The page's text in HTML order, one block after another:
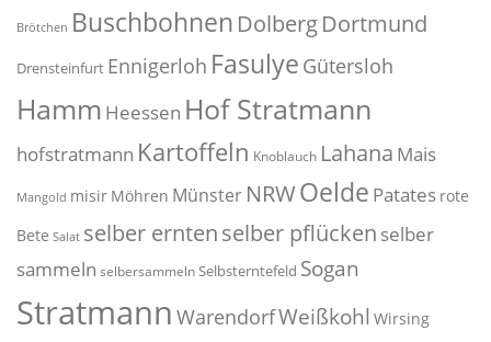
Brötchen Buschbohnen DolbergDortmund
Drensteinfurt Ennigerloh Fasulye Gütersloh
Hamm Heessen Hof Stratmann
hofstratmann Kartoffeln Knoblauch Lahana Mais
Mangold misir Möhren Münster NRWOelde Patates rote
Bete Salat selber erntenselber pflücken selber
sammeln selbersammelnSelbsterntefeld Sogan
Stratmann WarendorfWeißkohl Wirsing